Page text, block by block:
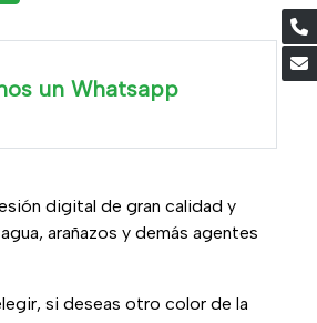
un Whatsapp
digital de gran calidad y
arañazos y demás agentes
si deseas otro color de la